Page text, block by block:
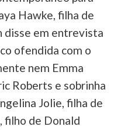
Hawke, filha de
disse em entrevista
ofendida com o
nem Emma
Roberts e sobrinha
Jolie, filha de
filho de Donald